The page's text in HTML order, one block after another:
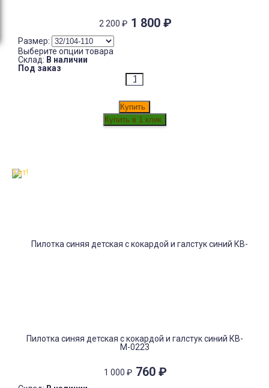
2 200 ₽ 1 800 ₽
Размер:
Выберите опции товара
Склад: В наличии
Под заказ
Купить
Пилотка синяя детская с кокардой и галстук синий КВ-
М-0223
1 000 ₽ 760 ₽
Хит!